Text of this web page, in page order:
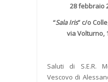
28 febbraio
“Sala Iris” c/o
via Volturno,
Saluti di S.E.R.
Vescovo di